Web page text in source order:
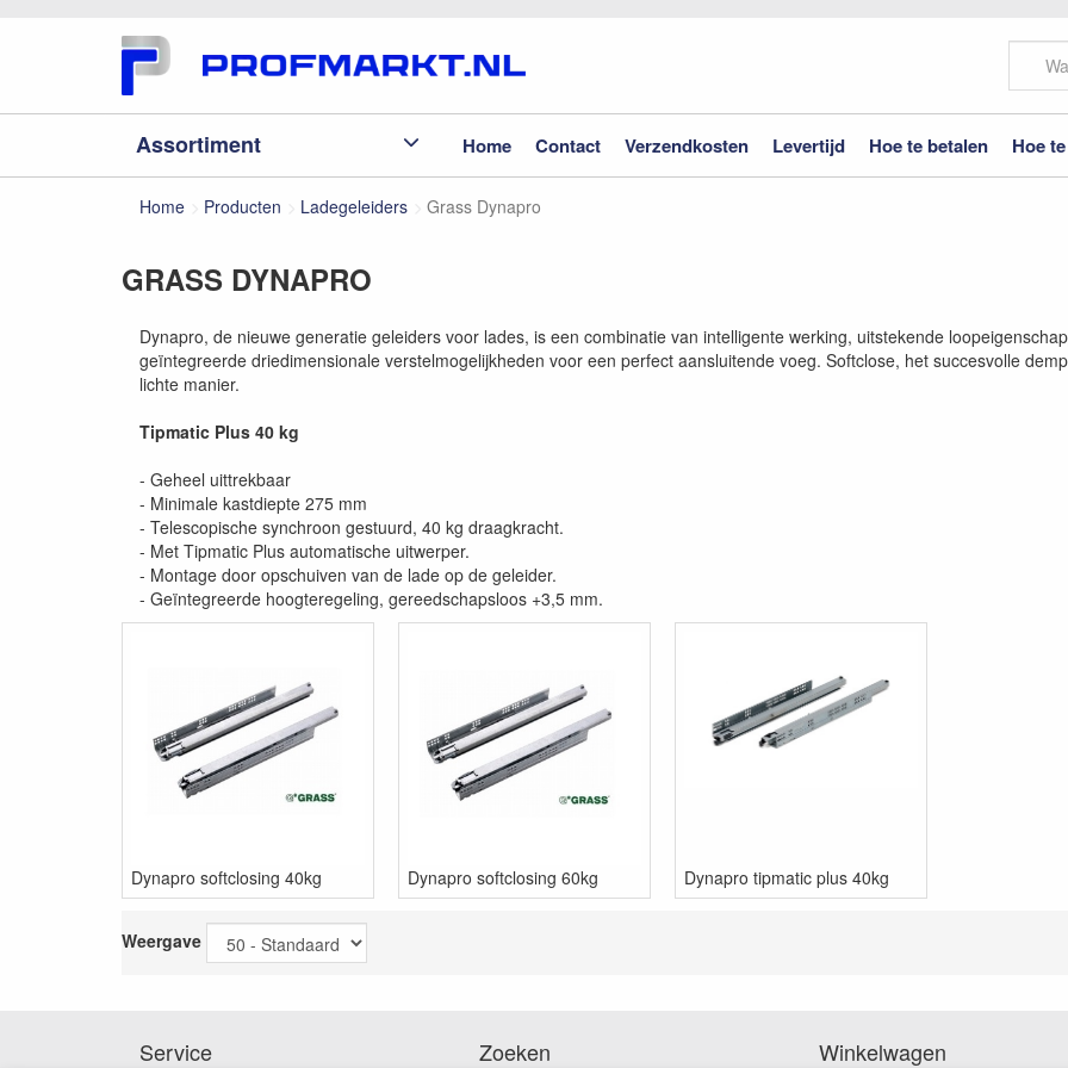
Assortiment Home Contact Verzendkosten Levertijd Hoe te betalen Hoe
Home Producten Ladegeleiders Grass Dynapro
GRASS DYNAPRO
Dynapro, de nieuwe generatie geleiders voor lades, is een combinatie van intelligente werking, uitstekende
geïntegreerde driedimensionale verstelmogelijkheden voor een perfect aansluitende voeg. Softclose, het succesvolle
lichte manier.
Tipmatic Plus 40 kg
- Geheel uittrekbaar
- Minimale kastdiepte 275 mm
- Telescopische synchroon gestuurd, 40 kg draagkracht.
- Met Tipmatic Plus automatische uitwerper.
- Montage door opschuiven van de lade op de geleider.
- Geïntegreerde hoogteregeling, gereedschapsloos +3,5 mm.
Dynapro softclosing 40kg Dynapro softclosing 60kg Dynapro tipmatic plus 40kg
Weergave
Service Zoeken Winkelwagen